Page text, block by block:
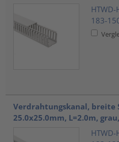
HTWD-
183-
Verdrahtungskanal, breite
25.0x25.0mm, L=2.0m,
HTWD-